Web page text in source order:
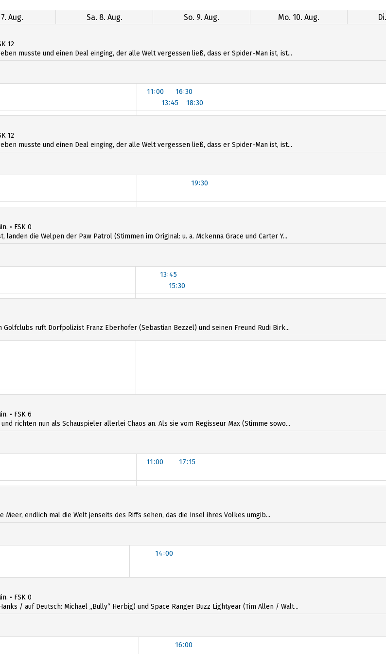
7. Aug. Sa. 8. Aug. So. 9. Aug. Mo. 10. Aug.
12
musste und einen Deal einging, der alle Welt vergessen ließ, dass er Spider-Man ist, ist...
11:00
13:45
16:30
18:30
12
musste und einen Deal einging, der alle Welt vergessen ließ, dass er Spider-Man ist, ist...
19:30
• FSK 0
die Welpen der Paw Patrol (Stimmen im Original: u. a. Mckenna Grace und Carter Y...
13:45
15:30
ruft Dorfpolizist Franz Eberhofer (Sebastian Bezzel) und seinen Freund Rudi Birk...
18:00
• FSK 6
richten nun als Schauspieler allerlei Chaos an. Als sie vom Regisseur Max (Stimme sowo...
11:00 17:15
Meer, endlich mal die Welt jenseits des Riffs sehen, das die Insel ihres Volkes umgib...
14:00
• FSK 0
/ auf Deutsch: Michael „Bully“ Herbig) und Space Ranger Buzz Lightyear (Tim Allen / Walt...
16:00